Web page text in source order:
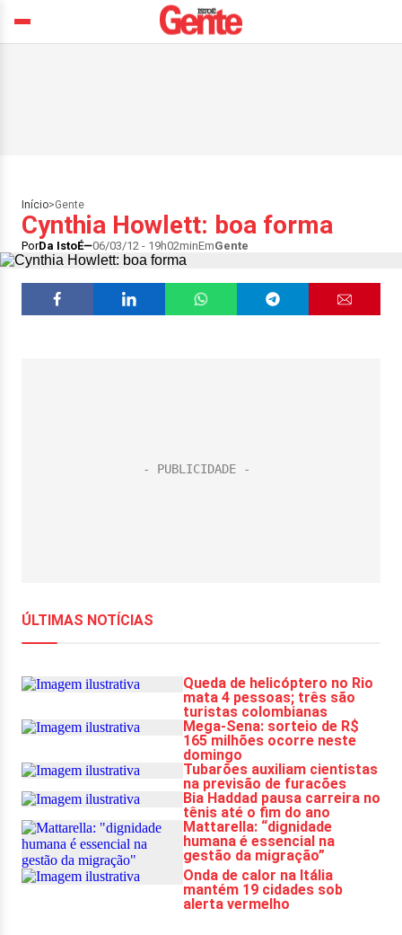
Início>Gente
Cynthia Howlett: boa forma
PorDa IstoÉ 06/03/12 - 19h02minEmGente